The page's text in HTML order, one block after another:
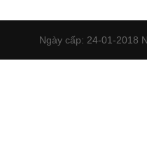
Ngày cấp: 24-01-2018